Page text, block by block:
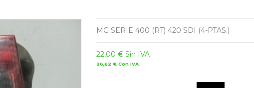
MG SERIE 400 (RT) 420 SDI (4-PTAS.)
22,00 € Sin IVA
26,62 € Con IVA